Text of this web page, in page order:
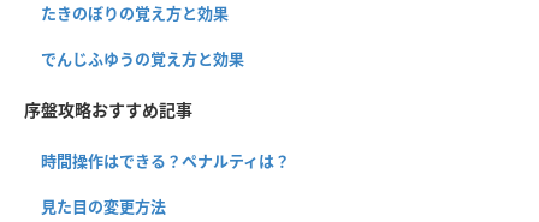
たきのぼりの覚え方と効果
でんじふゆうの覚え方と効果
序盤攻略おすすめ記事
時間操作はできる？ペナルティは？
見た目の変更方法